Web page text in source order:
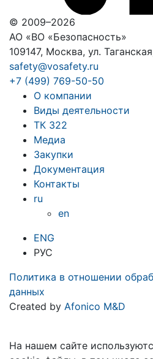
© 2009–2026
АО «ВО «Безопасность»
109147, Москва, ул.
safety@vosafety.ru
+7 (499) 769-50-50
О компании
Виды деятельности
ТК 322
Медиа
Закупки
Документация
Контакты
ru
en
ENG
РУС
Политика в отношении
данных
Created by Afonico M&D
На нашем сайте